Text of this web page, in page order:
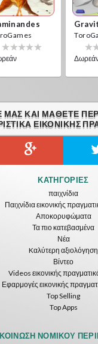
ΚΑΙ ΜΆΘΕΤΕ
ΕΙΚΟΝΙΚΗΣ
ΚΑΤΗΓΟΡΊΕΣ
παιχνίδια
Παιχνίδια εικονικής
Αποκορυφώματα
Τα πιο κατεβασμένα
Νέα
Kαλύτερη αξιολόγηση
Βίντεο
Videos εικονικής
Εφαρμογές εικονικής
Top Selling
Top Apps
ΝΟΜΙΚΟΎ